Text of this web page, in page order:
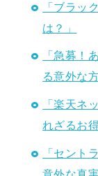
「ブラッ
は？」
「急募！
る意外な
「楽天ネ
れざるお
「セント